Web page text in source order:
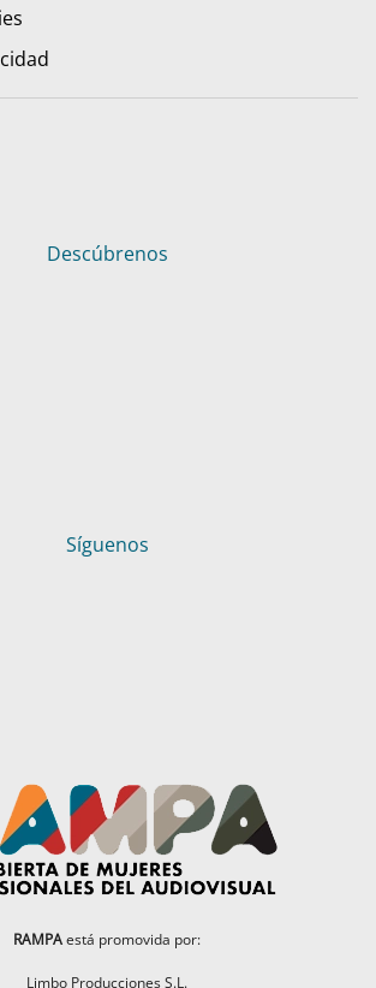
Descúbrenos
Síguenos
RAMPAestá promovida por:
Limbo Producciones S.L.